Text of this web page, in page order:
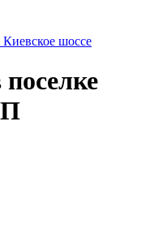
Киевское шоссе